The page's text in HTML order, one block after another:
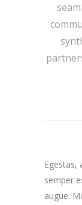
Egestas,
semper
augue.